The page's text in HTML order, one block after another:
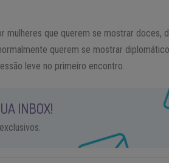
mulheres que querem se mostrar doces,
querem se mostrar
leve no primeiro encontro.
INBOX!